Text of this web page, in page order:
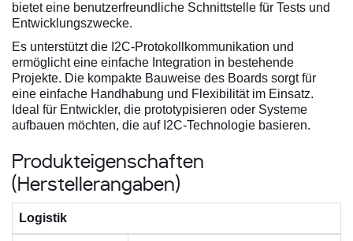
bietet eine benutzerfreundliche Schnittstelle für Tests und
Entwicklungszwecke.
Es unterstützt die I2C-Protokollkommunikation und
ermöglicht eine einfache Integration in bestehende
Projekte. Die kompakte Bauweise des Boards sorgt für
eine einfache Handhabung und Flexibilität im Einsatz.
Ideal für Entwickler, die prototypisieren oder Systeme
aufbauen möchten, die auf I2C-Technologie basieren.
Produkteigenschaften
(Herstellerangaben)
Logistik